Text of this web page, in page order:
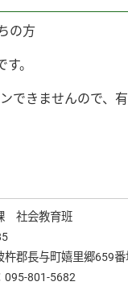
の方
。
きませんので、有
社会教育班
杵郡長与町嬉里郷659番
095-801-5682